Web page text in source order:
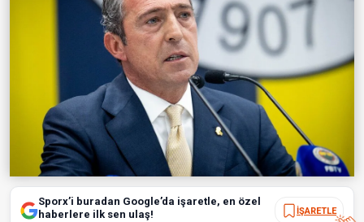
Sporx’i buradan Google’da işaretle, en özel
haberlere ilk sen ulaş!
İŞARETLE